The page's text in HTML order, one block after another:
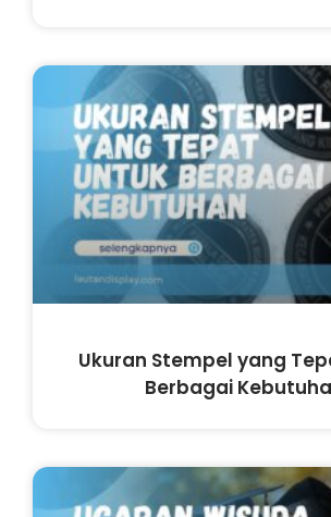
Ukuran Stempel yang
Berbagai